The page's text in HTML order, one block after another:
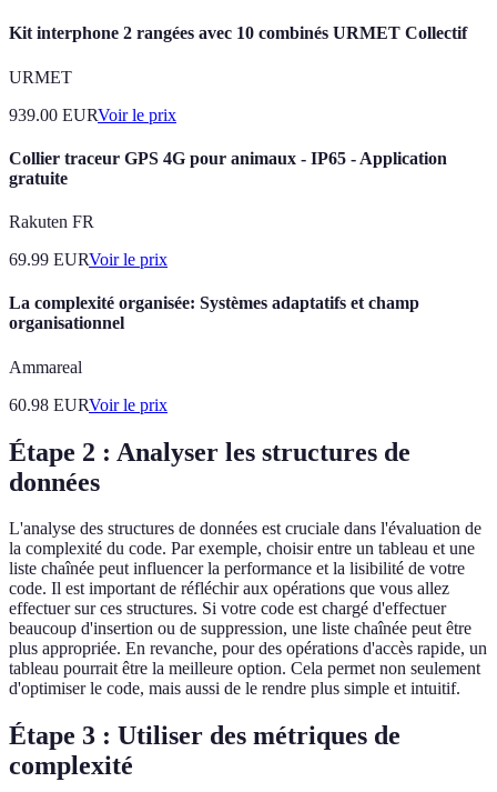
Kit interphone 2 rangées avec 10 combinés URMET Collectif
URMET
939.00 EURVoir le prix
Collier traceur GPS 4G pour animaux - IP65 - Application
gratuite
Rakuten FR
69.99 EURVoir le prix
La complexité organisée: Systèmes adaptatifs et champ
organisationnel
Ammareal
60.98 EURVoir le prix
Étape 2 : Analyser les structures de
données
L'analyse des structures de données est cruciale dans l'évaluation de
la complexité du code. Par exemple, choisir entre un tableau et une
liste chaînée peut influencer la performance et la lisibilité de votre
code. Il est important de réfléchir aux opérations que vous allez
effectuer sur ces structures. Si votre code est chargé d'effectuer
beaucoup d'insertion ou de suppression, une liste chaînée peut être
plus appropriée. En revanche, pour des opérations d'accès rapide, un
tableau pourrait être la meilleure option. Cela permet non seulement
d'optimiser le code, mais aussi de le rendre plus simple et intuitif.
Étape 3 : Utiliser des métriques de
complexité